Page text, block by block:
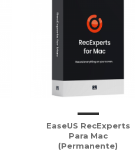
EaseUS RecExperts
Para Mac
(Permanente)